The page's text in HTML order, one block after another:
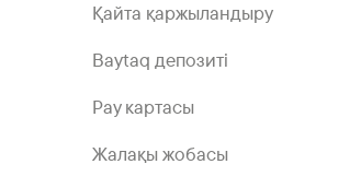
Қайта қаржыландыру
Baytaq депозиті
Pay картасы
Жалақы жобасы